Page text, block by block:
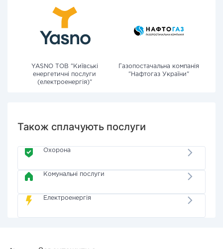
YASNO ТОВ "Київські
енергетичні послуги
(електроенергія)"
Газопостачальна компанія
"Нафтогаз України"
Також сплачують послуги
Охорона
Комунальні послуги
Електроенергія